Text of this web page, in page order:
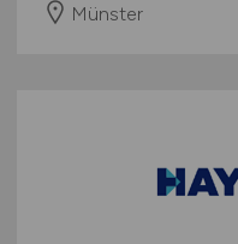
Münster